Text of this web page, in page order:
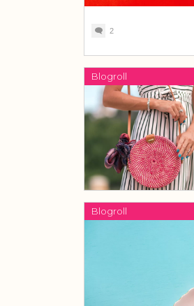
2
Blogroll
Blogroll